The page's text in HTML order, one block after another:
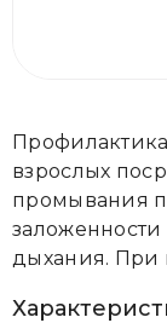
взрослых
промывания
заложенности
дыхания.